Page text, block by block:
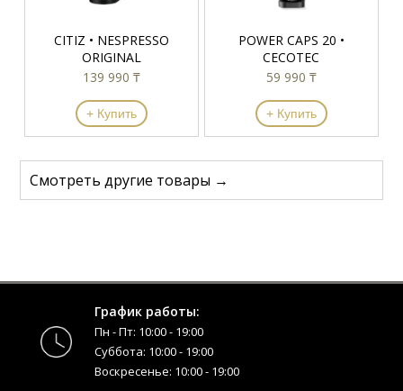
CITIZ • NESPRESSO
ORIGINAL
139 990 ₸
+ Купить
POWER CAPS 20 •
CECOTEC
59 990 ₸
+ Купить
Смотреть другие товары →
График работы:
Пн - Пт: 10:00 - 19:00
Суббота: 10:00 - 19:00
Воскресенье: 10:00 - 19:00